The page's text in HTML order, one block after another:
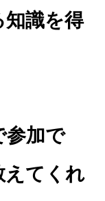
知識を得
参加で
えてくれ